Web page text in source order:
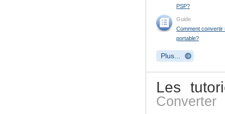
PSP?
Guide
Comment convertir
portable?
Plus...
Les
Converter